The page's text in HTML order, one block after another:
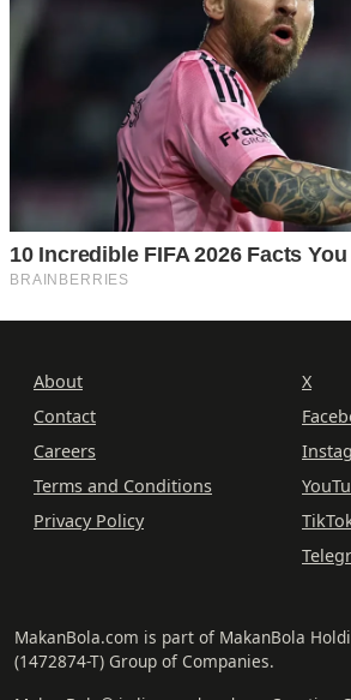
About
Contact
Careers
Terms and Conditions
Privacy Policy
X
MakanBola.com is part of MakanBola
(1472874-T) Group of Companies.